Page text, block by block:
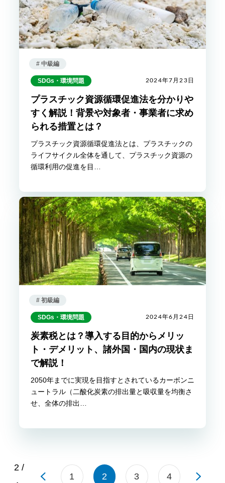
# 中級編
SDGs・環境問題 2024年7月23日
プラスチック資源循環促進法を分かりや
すく解説！背景や対象者・事業者に求め
られる措置とは？
プラスチック資源循環促進法とは、プラスチックの
ライフサイクル全体を通して、プラスチック資源の
循環利用の促進を目…
# 初級編
SDGs・環境問題 2024年6月24日
炭素税とは？導入する目的からメリッ
ト・デメリット、諸外国・国内の現状ま
で解説！
2050年までに実現を目指すとされているカーボンニ
ュートラル（二酸化炭素の排出量と吸収量を均衡さ
せ、全体の排出…
2 /
« 1 2 3 4 »